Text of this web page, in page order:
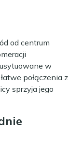
od centrum
w
połączenia z
sprzyja jego